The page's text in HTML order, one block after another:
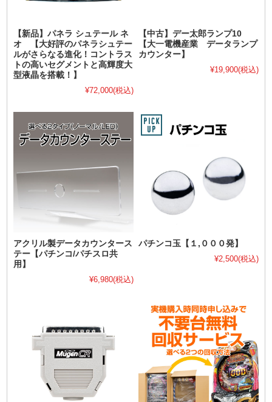
【新品】パネラ シュテール ネ
オ 【大好評のパネラシュテー
ルがさらなる進化！コントラス
トの高いセグメントと高輝度大
型液晶を搭載！】
¥72,000(税込)
【中古】デー太郎ランプ10
【大一電機産業 データランプ
カウンター】
¥19,900(税込)
アクリル製データカウンタース
テー【パチンコ/パチスロ共
用】
¥6,980(税込)
パチンコ玉【１,０００発】
¥2,500(税込)